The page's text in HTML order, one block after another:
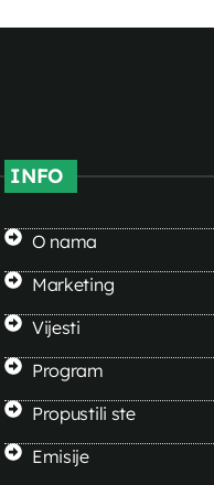
INFO
O nama
Marketing
Vijesti
Program
Propustili ste
Emisije